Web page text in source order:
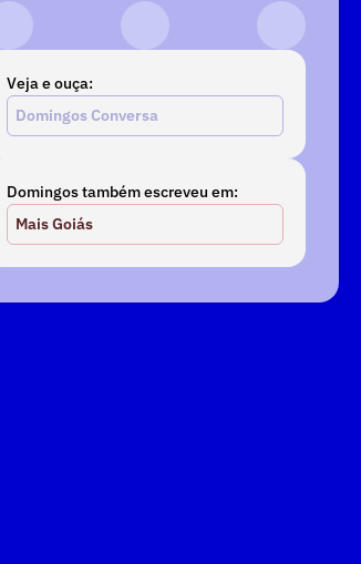
Veja e ouça:
Domingos Conversa
Domingos também escreveu em:
Mais Goiás